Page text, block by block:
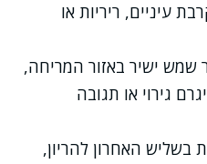
עיניים, ריריות או
שמש ישיר באזור המריחה,
גירוי או תגובה
בשליש האחרון להריון,